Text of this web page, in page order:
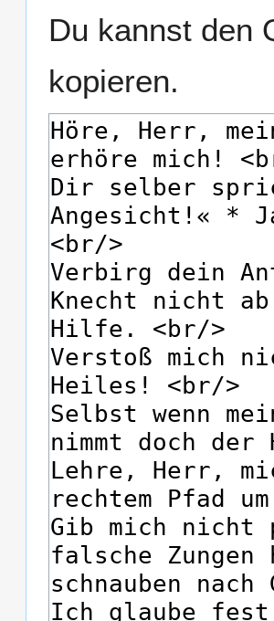
Du kannst den
kopieren.